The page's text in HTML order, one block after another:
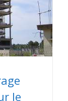
le